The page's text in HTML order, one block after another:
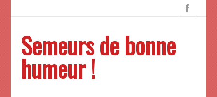
Semeurs de bonne
humeur !